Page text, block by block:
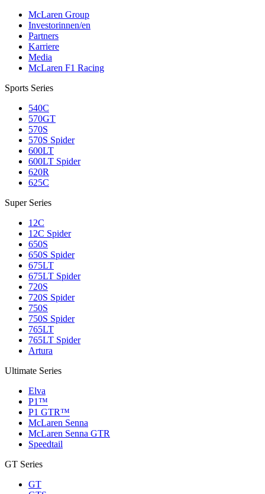
McLaren Group
Investorinnen/en
Partners
Karriere
Media
McLaren F1 Racing
Sports Series
540C
570GT
570S
570S Spider
600LT
600LT Spider
620R
625C
Super Series
12C
12C Spider
650S
650S Spider
675LT
675LT Spider
720S
720S Spider
750S
750S Spider
765LT
765LT Spider
Artura
Ultimate Series
Elva
P1™
P1 GTR™
McLaren Senna
McLaren Senna GTR
Speedtail
GT Series
GT